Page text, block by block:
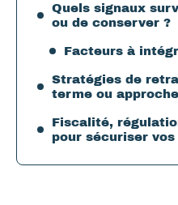
Quels signaux
ou de conserver ?
Facteurs à
Stratégies de
terme ou
Fiscalité,
pour sécuriser vos